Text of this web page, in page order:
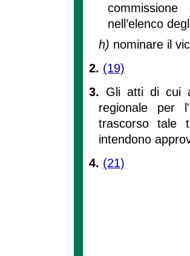
nell’elenco
h) nominare il
2. (19)
3. Gli atti di cui
regionale per
trascorso tale
intendono
4. (21)